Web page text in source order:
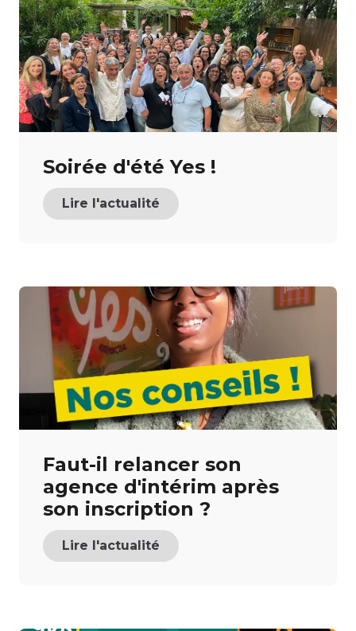
Soirée d'été Yes !
Lire l'actualité
Faut-il relancer son
agence d'intérim après
son inscription ?
Lire l'actualité